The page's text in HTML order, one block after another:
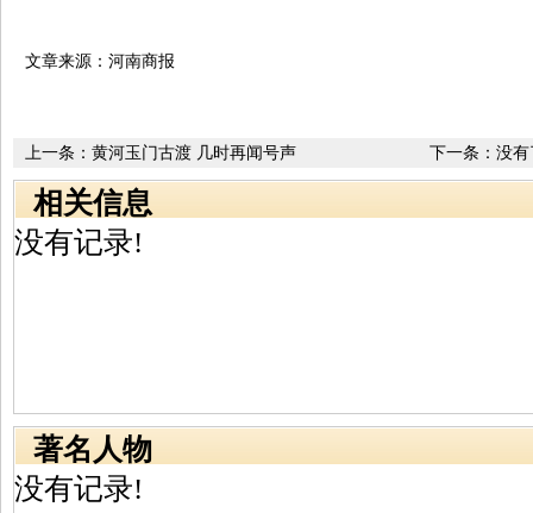
文章来源：河南商报
下一条：没有
上一条： 黄河玉门古渡 几时再闻号声
相关信息
没有记录!
著名人物
没有记录!